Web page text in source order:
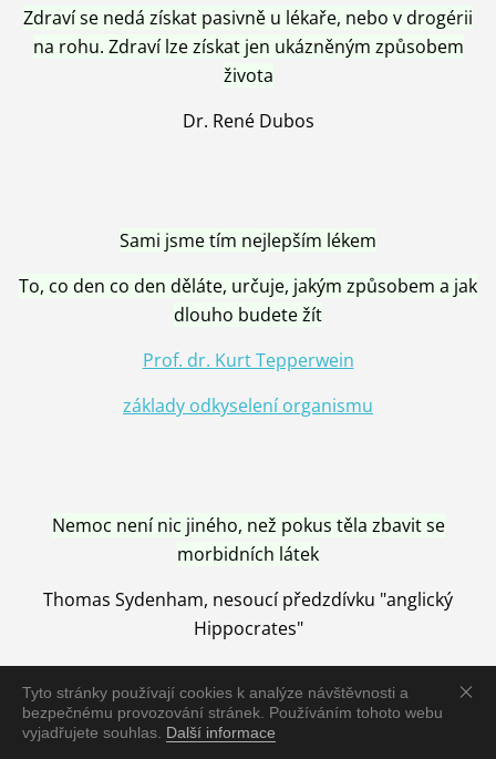
Tyto stránky používají cookies k analýze návštěvnosti a
bezpečnému provozování stránek. Používáním tohoto webu
vyjadřujete souhlas. Další informace
Zdraví se nedá získat pasivně u lékaře, nebo v drogérii
na rohu. Zdraví lze získat jen ukázněným způsobem
života
Dr. René Dubos
Sami jsme tím nejlepším lékem
To, co den co den děláte, určuje, jakým způsobem a jak
dlouho budete žít
Prof. dr. Kurt Tepperwein
základy odkyselení organismu
Nemoc není nic jiného, než pokus těla zbavit se
morbidních látek
Thomas Sydenham, nesoucí předzdívku "anglický
Hippocrates"
Nemoc je vyléčena jen pomocí Přírody, neutralizací a